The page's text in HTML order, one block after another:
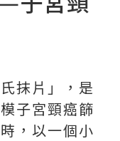
抹片」，是
子宮頸癌篩
，以一個小